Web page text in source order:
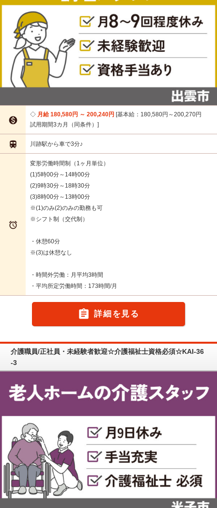

月給 180,580円 ～ 200,240円 基本給：180,580円～200,270円
試用期間3カ月（同条件）
 川跡駅から車で3分♪

変形労働時間制（1ヶ月単位）
(1)5時00分～14時00分
(2)9時30分～18時30分
(3)8時00分～13時00分
※(1)のみ(2)のみの勤務も可
※シフト制（交代制）
・休憩60分
※(3)は休憩なし
・時間外労働：月平均3時間
・平均所定労働時間：173時間/月
 詳細を見る
介護職員/正社員・未経験者歓迎☆介護福祉士資格必須☆KAI-36
-3